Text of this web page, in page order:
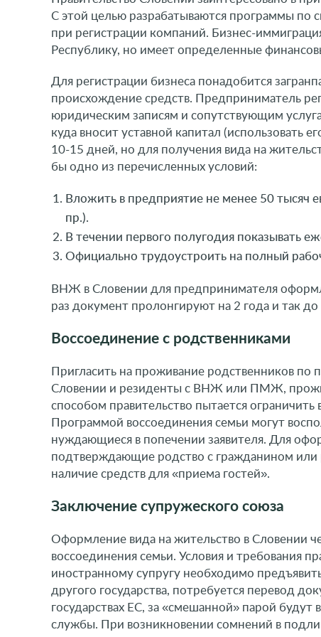
С этой целью разрабатываются программы по
при регистрации компаний. Бизнес-
Республику, но имеет определенные
Для регистрации бизнеса понадобится
происхождение средств. Предприниматель
юридическим записям и сопутствующим
куда вносит уставной капитал
10-15 дней, но для получения вида на
бы одно из перечисленных условий:
Вложить в предприятие не менее 50 тысяч
пр.).
В течении первого полугодия показывать
Официально трудоустроить на полный
ВНЖ в Словении для предпринимателя
раз документ пролонгируют на 2 года и так
Воссоединение с родственниками
Пригласить на проживание родственников
Словении и резиденты с ВНЖ или ПМЖ,
способом правительство пытается
Программой воссоединения семьи могут
нуждающиеся в попечении заявителя. Для
подтверждающие родство с гражданином
наличие средств для «приема гостей».
Заключение супружеского союза
Оформление вида на жительство в Словении
воссоединения семьи. Условия и требования
иностранному супругу необходимо
другого государства, потребуется перевод
государствах ЕС, за «смешанной» парой
службы. При возникновении сомнений в